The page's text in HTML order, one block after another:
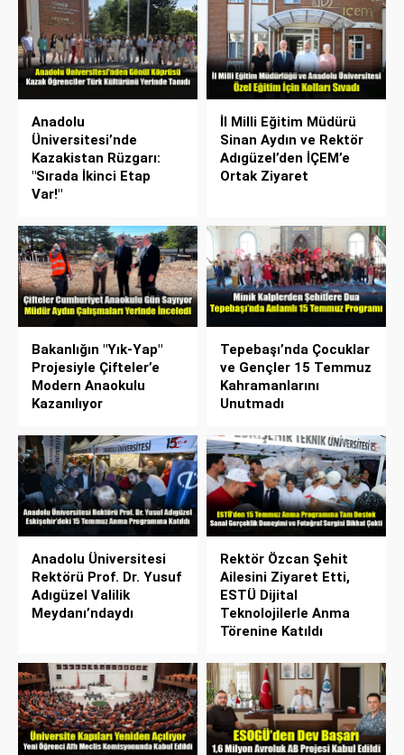
Anadolu
Üniversitesi’nde
Kazakistan Rüzgarı:
"Sırada İkinci Etap
Var!"
İl Milli Eğitim Müdürü
Sinan Aydın ve Rektör
Adıgüzel’den İÇEM’e
Ortak Ziyaret
Bakanlığın "Yık-Yap"
Projesiyle Çifteler’e
Modern Anaokulu
Kazanılıyor
Tepebaşı’nda Çocuklar
ve Gençler 15 Temmuz
Kahramanlarını
Unutmadı
Anadolu Üniversitesi
Rektörü Prof. Dr. Yusuf
Adıgüzel Valilik
Meydanı’ndaydı
Rektör Özcan Şehit
Ailesini Ziyaret Etti,
ESTÜ Dijital
Teknolojilerle Anma
Törenine Katıldı